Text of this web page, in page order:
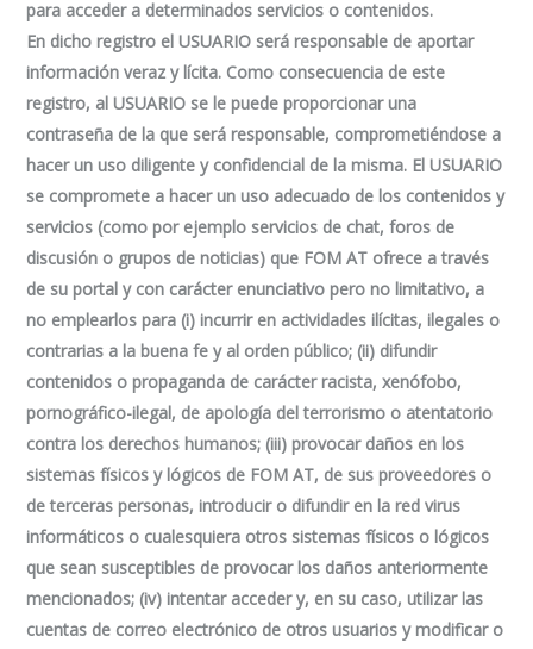
para acceder a determinados servicios o contenidos.
En dicho registro el USUARIO será responsable de aportar
información veraz y lícita. Como consecuencia de este
registro, al USUARIO se le puede proporcionar una
contraseña de la que será responsable, comprometiéndose a
hacer un uso diligente y confidencial de la misma. El USUARIO
se compromete a hacer un uso adecuado de los contenidos y
servicios (como por ejemplo servicios de chat, foros de
discusión o grupos de noticias) que FOM AT ofrece a través
de su portal y con carácter enunciativo pero no limitativo, a
no emplearlos para (i) incurrir en actividades ilícitas, ilegales o
contrarias a la buena fe y al orden público; (ii) difundir
contenidos o propaganda de carácter racista, xenófobo,
pornográfico-ilegal, de apología del terrorismo o atentatorio
contra los derechos humanos; (iii) provocar daños en los
sistemas físicos y lógicos de FOM AT, de sus proveedores o
de terceras personas, introducir o difundir en la red virus
informáticos o cualesquiera otros sistemas físicos o lógicos
que sean susceptibles de provocar los daños anteriormente
mencionados; (iv) intentar acceder y, en su caso, utilizar las
cuentas de correo electrónico de otros usuarios y modificar o